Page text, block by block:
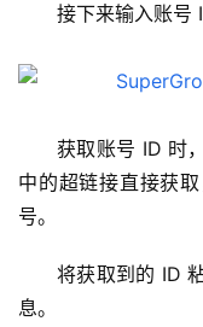
接下来输入账号
获取账号 ID 时
中的超链接直接获
号。
将获取到的 ID
息。